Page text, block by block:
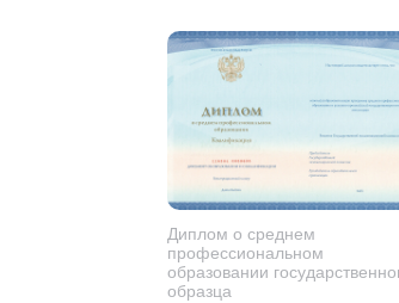
Диплом о среднем
профессиональном
образовании
образца